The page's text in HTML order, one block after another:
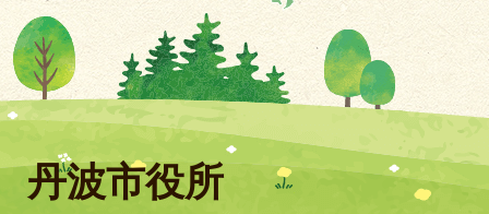
丹波市役所